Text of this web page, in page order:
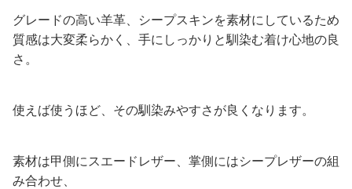
グレードの高い羊革、シープスキンを素材にしているため
質感は大変柔らかく、手にしっかりと馴染む着け心地の良
さ。
使えば使うほど、その馴染みやすさが良くなります。
素材は甲側にスエードレザー、掌側にはシープレザーの組
み合わせ、